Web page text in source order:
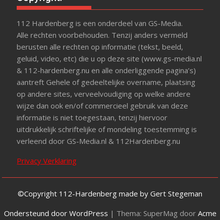
112 Hardenberg is een onderdeel van GS-Media.
Alle rechten voorbehouden. Tenzij anders vermeld
berusten alle rechten op informatie (tekst, beeld,
geluid, video, etc) die u op deze site (www.gs-media.nl
& 112-hardenberg.nu en alle onderliggende pagina’s)
aantreft Gehele of gedeeltelijke overname, plaatsing
op andere sites, verveelvoudiging op welke andere
wijze dan ook en/of commercieel gebruik van deze
informatie is niet toegestaan, tenzij hiervoor
uitdrukkelijk schriftelijke of mondeling toestemming is
verleend door GS-Media.nl & 112Hardenberg.nu
Privacy Verklaring
©Copyright 112-Hardenberg made by Gert Stegeman
Ondersteund door WordPress | Thema: SuperMag door Acme